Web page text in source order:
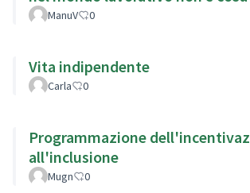
ManuV 0
Vita indipendente
Carla 0
Programmazione
all'inclusione
Mugn 0